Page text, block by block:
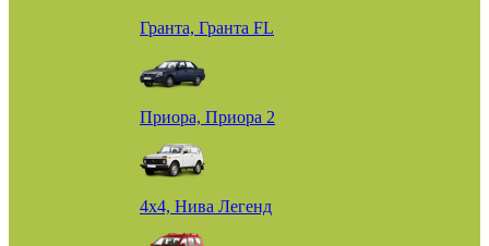
Гранта, Гранта FL
Приора, Приора 2
4х4, Нива Легенд